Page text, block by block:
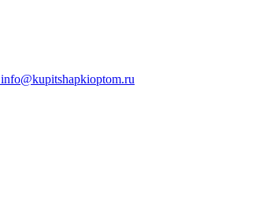
info@kupitshapkioptom.ru